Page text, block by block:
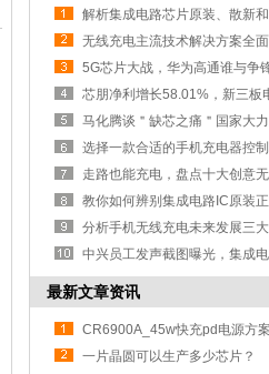
解析集成电路芯片原装、散新
别
无线充电主流技术解决方案全
5G芯片大战，华为高通谁与争
芯朋净利增长58.01%，新三板
厂商业绩
马化腾谈＂缺芯之痛＂国家大力
中国芯
选择一款合适的手机充电器控
考虑那
走路也能充电，盘点十大创意
新技术
教你如何辨别集成电路IC原装
装和翻
分析手机无线充电未来发展三
中兴员工发声截图曝光，集成
发展陷
最新文章资讯
CR6900A_45w快充pd电源方案
一片晶圆可以生产多少芯片？